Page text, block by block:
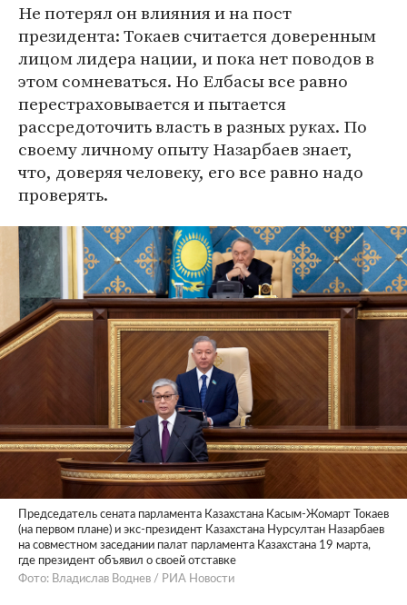
Не потерял он влияния и на пост
президента: Токаев считается доверенным
лицом лидера нации, и пока нет поводов в
этом сомневаться. Но Елбасы все равно
перестраховывается и пытается
рассредоточить власть в разных руках. По
своему личному опыту Назарбаев знает,
что, доверяя человеку, его все равно надо
проверять.
Председатель сената парламента Казахстана Касым-Жомарт Токаев
(на первом плане) и экс-президент Казахстана Нурсултан Назарбаев
на совместном заседании палат парламента Казахстана 19 марта,
где президент объявил о своей отставке
Фото: Владислав Воднев / РИА Новости